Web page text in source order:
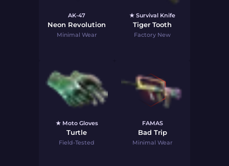
AK-47
Neon Revolution
Minimal Wear
★ Survival Knife
Tiger Tooth
Factory New
★ Moto Gloves
Turtle
Field-Tested
FAMAS
Bad Trip
Minimal Wear